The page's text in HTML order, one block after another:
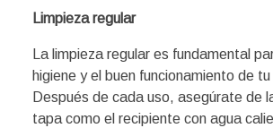
Limpieza regular
La limpieza regular es fundamental
higiene y el buen funcionamiento de
Después de cada uso, asegúrate de
tapa como el recipiente con agua